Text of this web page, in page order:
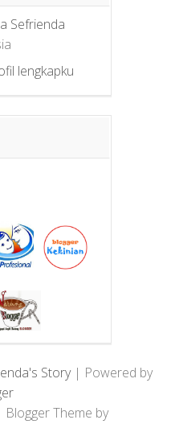
Sefrienda
lengkapku
Story| Powered by
Blogger Theme by